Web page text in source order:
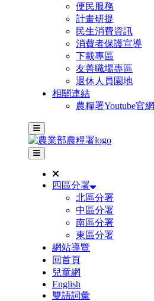
便民服務
計畫研提
民生消費資訊
消費者保護宣導
下載專區
友善職場專區
退休人員園地
相關連結
農糧署Youtube官網
主選單
其他網站選單
四區分署
北區分署
中區分署
南區分署
東區分署
網站導覽
回首頁
兒童網
English
雙語詞彙